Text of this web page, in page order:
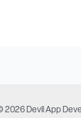
2026 Devil App